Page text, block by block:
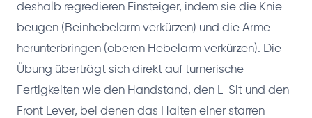
deshalb regredieren Einsteiger, indem sie die Knie
beugen (Beinhebelarm verkürzen) und die Arme
herunterbringen (oberen Hebelarm verkürzen). Die
Übung überträgt sich direkt auf turnerische
Fertigkeiten wie den Handstand, den L-Sit und den
Front Lever, bei denen das Halten einer starren